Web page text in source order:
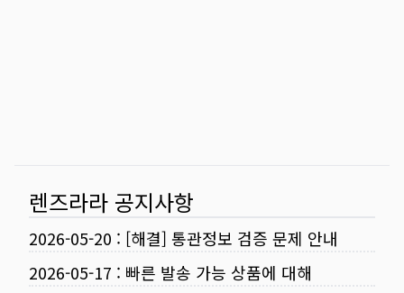
렌즈라라 공지사항
2026-05-20 : [해결] 통관정보 검증 문제 안내
2026-05-17 : 빠른 발송 가능 상품에 대해